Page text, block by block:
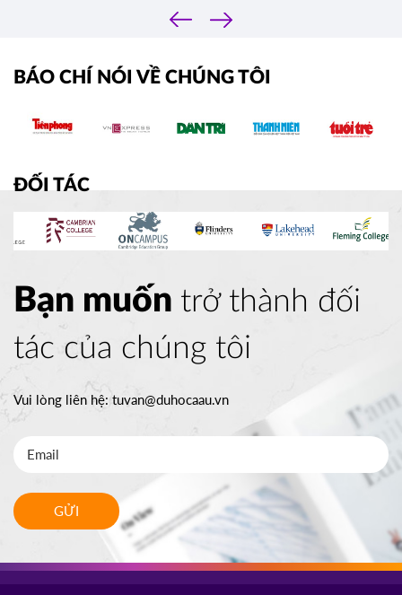
‹
›
BÁO CHÍ NÓI VỀ CHÚNG TÔI
ĐỐI TÁC
Bạn muốn trở thành đối
tác của chúng tôi
Vui lòng liên hệ:tuvan@duhocaau.vn
GỬI